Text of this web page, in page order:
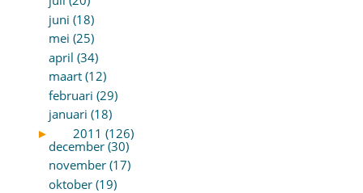
juni (18)
mei (25)
april (34)
maart (12)
februari (29)
januari (18)
►
2011 (126)
december (30)
november (17)
oktober (19)